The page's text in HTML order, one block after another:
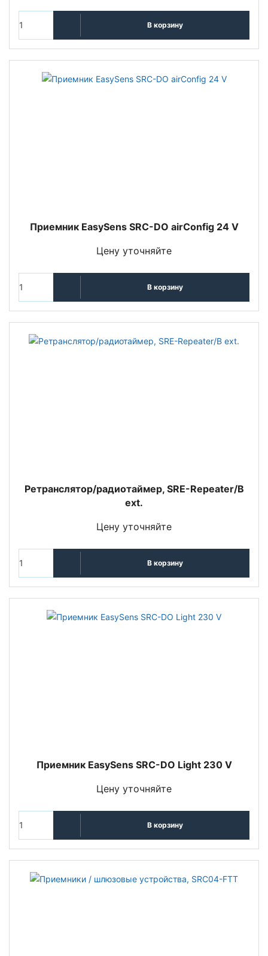
В корзину
Приемник EasySens SRC-DO airConfig 24 V
Цену уточняйте
В корзину
Ретранслятор/радиотаймер, SRE-Repeater/B
ext.
Цену уточняйте
В корзину
Приемник EasySens SRC-DO Light 230 V
Цену уточняйте
В корзину